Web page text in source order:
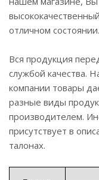
отличном состоянии.
Вся продукция
службой качества.
компании товары
разные виды
производителем.
присутствует в
талонах.